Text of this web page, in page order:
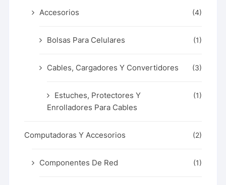
Accesorios (4)
Bolsas Para Celulares (1)
Cables, Cargadores Y Convertidores (3)
Estuches, Protectores Y
Enrolladores Para Cables
(1)
Computadoras Y Accesorios (2)
Componentes De Red (1)